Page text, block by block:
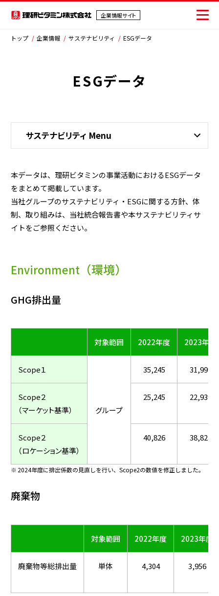
企業情報サイト
企業情報サイト
ニュース
お問い合わせ
IR情報
サステナビリティ
採用情報
トップ 企業情報 サステナビリティ ESGデータ
ESGデータ
サステナビリティ Menu
本データは、理研ビタミンの事業活動におけるESGデータ
をまとめて掲載しています。
当社グループのサステナビリティ・ESGに関する方針、体
制、取り組みは、当社統合報告書や本サステナビリティサ
イトをご参照ください。
Environment （環境）
GHG排出量
対象範囲
2022年度 2023年度
Scope１
グループ
35,245 31,999
Scope２
（マーケット基準）
25,245 22,939
Scope２
（ロケーション基準）
40,826 38,827
2024年度に排出係数の見直しを行い、Scope2の数値を修正しました。
廃棄物
対象範囲 2022年度 2023年度
廃棄物等総排出量 単体 4,304 3,956